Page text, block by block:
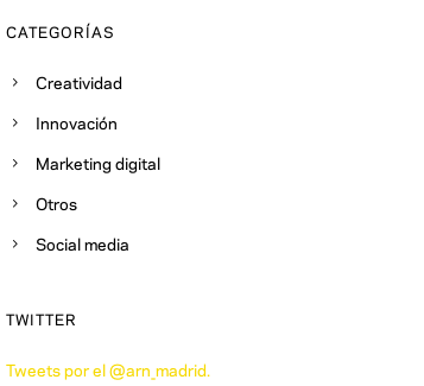
CATEGORÍAS
Creatividad
Innovación
Marketing digital
Otros
Social media
TWITTER
Tweets por el @arn_madrid.